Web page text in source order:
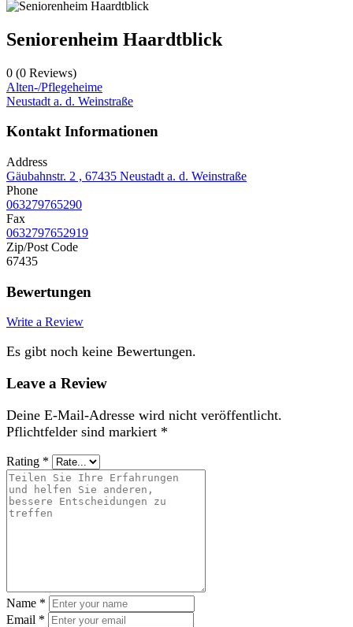
Seniorenheim Haardtblick
0 (0 Reviews)
Alten-/Pflegeheime
Neustadt a. d. Weinstraße
Kontakt Informationen
Address
Gäubahnstr. 2 , 67435 Neustadt a. d. Weinstraße
Phone
063279765290
Fax
0632797652919
Zip/Post Code
67435
Bewertungen
Write a Review
Es gibt noch keine Bewertungen.
Leave a Review
Deine E-Mail-Adresse wird nicht veröffentlicht.
Pflichtfelder sind markiert *
Rating *
Name *
Email *